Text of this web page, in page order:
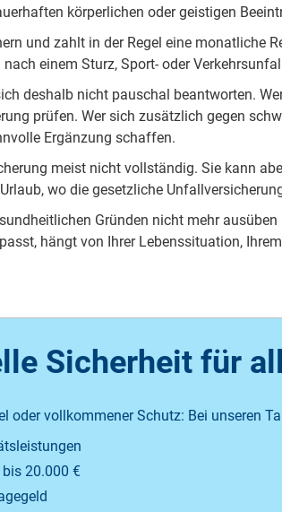
körperlichen oder geistigen
und zahlt in der Regel eine monatliche
einem Sturz, Sport- oder
deshalb nicht pauschal beantworten.
prüfen. Wer sich zusätzlich gegen
Ergänzung schaffen.
meist nicht vollständig. Sie kann
wo die gesetzliche
Gründen nicht mehr
hängt von Ihrer Lebenssituation,
Sicherheit für
oder vollkommener Schutz: Bei unseren
20.000 €